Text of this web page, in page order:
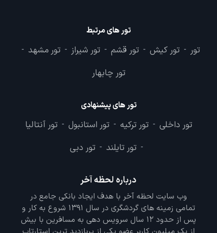
تور های مرتبط
تور - تور کیش - تور قشم - تور شیراز - تور مشهد -
تور چابهار
تور های پیشنهادی
تور داخلی - تور ترکیه - تور استانبول - تور آنتالیا
- تور تایلند - تور دبی
درباره لحظه آخر
وب سایت لحظه آخر با هدف ایجاد بانکی جامع در
تمامی زمینه های گردشگری در سال 1391 شروع به کار و
پس از حدود 12 سال سرویس دهی به مسافرین با بیش